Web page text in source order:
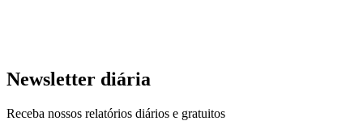
Newsletter diária
Receba nossos relatórios diários e gratuitos